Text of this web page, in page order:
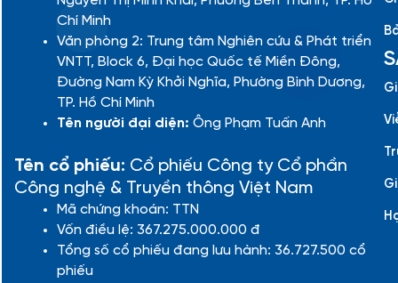
Chí Minh
Văn phòng 2: Trung tâm Nghiên cứu & Phát triển
VNTT, Block 6, Đại học Quốc tế Miền Đông,
Đường Nam Kỳ Khởi Nghĩa, Phường Bình Dương,
TP. Hồ Chí Minh
Tên người đại diện: Ông Phạm Tuấn Anh
Tên cổ phiếu: Cổ phiếu Công ty Cổ phần
Công nghệ & Truyền thông Việt Nam
Mã chứng khoán: TTN
Vốn điều lệ: 367.275.000.000 đ
Tổng số cổ phiếu đang lưu hành: 36.727.500 cổ
phiếu